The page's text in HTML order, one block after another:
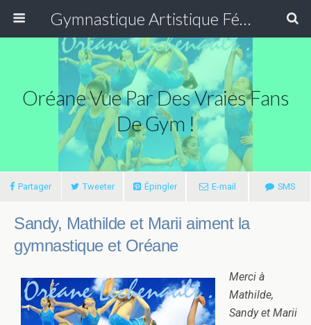
Gymnastique Artistique Féminine
Oréane Vue Par Des Vraies Fans
De Gym !
Partager Tweeter Épingler E-mail SMS
Sandy, Mathilde et Marii aiment la
gymnastique et Oréane
Merci à
Mathilde,
Sandy et Marii